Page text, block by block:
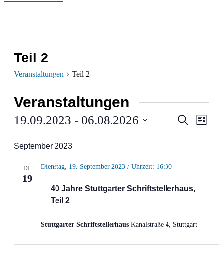
Teil 2
Veranstaltungen Teil 2
Veranstaltungen
SucheListe
19.09.2023 - 06.08.2026
wählen.
September 2023
DI.
19
40 Jahre Stuttgarter Schriftstellerhaus,
Teil 2
Dienstag, 19. September 2023 / Uhrzeit: 16:30
Stuttgarter Schriftstellerhaus Kanalstraße 4, Stuttgart